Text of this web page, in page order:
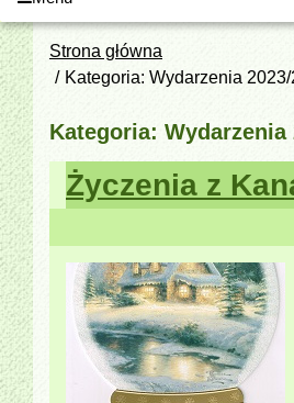
Strona główna
Kategoria: Wydarzenia
Kategoria: Wydarzenia
Życzenia z